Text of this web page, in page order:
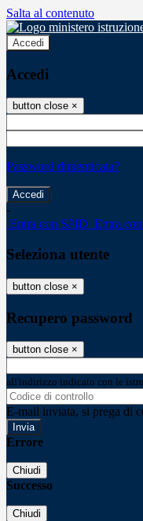
Salta al contenuto
Accedi
Accedi
button close ×
Password dimenticata?
-
Entra con SPID Entra
Seleziona utente
button close ×
Recupero password
button close ×
all'indirizzo indicato con le
E-mail inviata, si prega di
Errore
Chiudi
Successo
Chiudi